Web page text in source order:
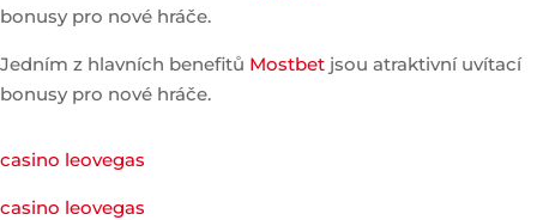
bonusy pro nové hráče.
Jedním z hlavních benefitů Mostbet jsou atraktivní uvítací
bonusy pro nové hráče.
casino leovegas
casino leovegas